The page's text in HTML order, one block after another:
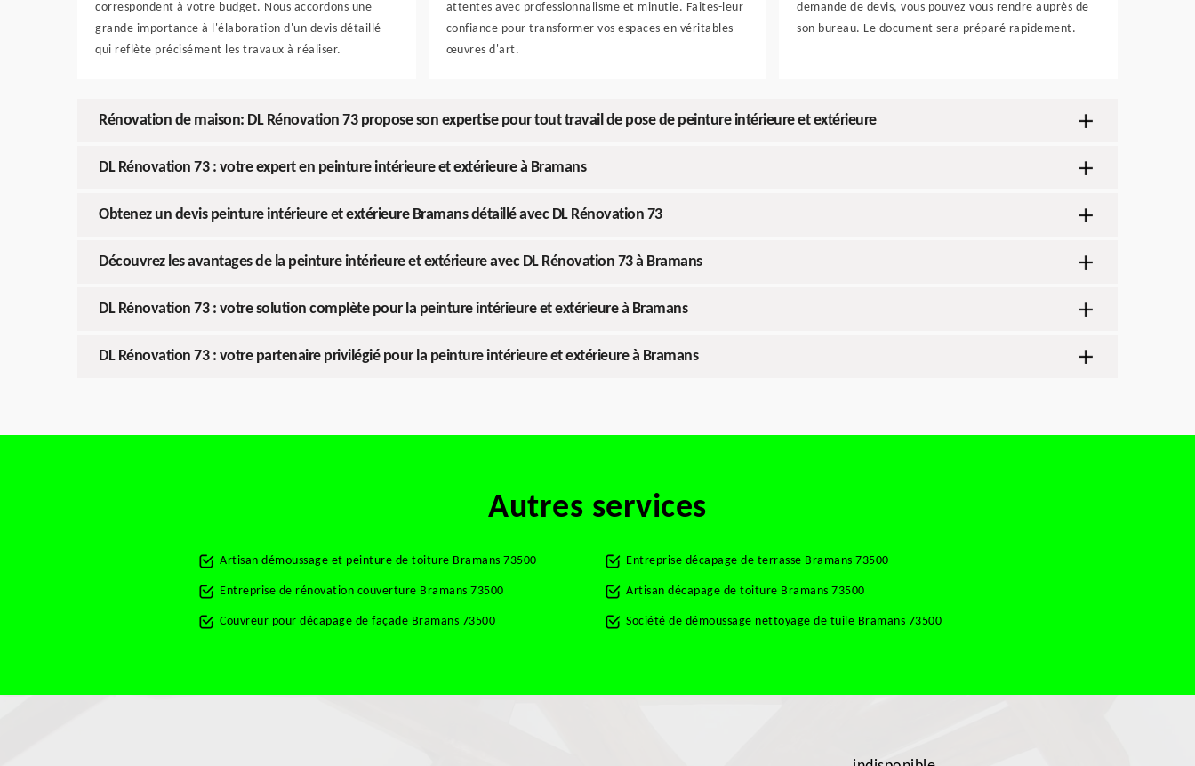
correspondent à votre budget. Nous accordons une
grande importance à l'élaboration d'un devis détaillé
qui reflète précisément les travaux à réaliser.
attentes avec professionnalisme et minutie. Faites-leur
confiance pour transformer vos espaces en véritables
œuvres d'art.
demande de devis, vous pouvez vous rendre auprès de
son bureau. Le document sera préparé rapidement.
Rénovation de maison: DL Rénovation 73 propose son expertise pour tout travail de pose de peinture intérieure et extérieure
DL Rénovation 73 : votre expert en peinture intérieure et extérieure à Bramans
Obtenez un devis peinture intérieure et extérieure Bramans détaillé avec DL Rénovation 73
Découvrez les avantages de la peinture intérieure et extérieure avec DL Rénovation 73 à Bramans
DL Rénovation 73 : votre solution complète pour la peinture intérieure et extérieure à Bramans
DL Rénovation 73 : votre partenaire privilégié pour la peinture intérieure et extérieure à Bramans
Autres services
Artisan démoussage et peinture de toiture Bramans 73500
Entreprise de rénovation couverture Bramans 73500
Couvreur pour décapage de façade Bramans 73500
Entreprise décapage de terrasse Bramans 73500
Artisan décapage de toiture Bramans 73500
Société de démoussage nettoyage de tuile Bramans 73500